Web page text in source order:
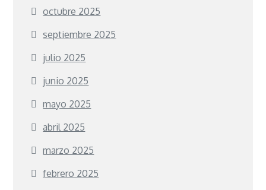
octubre 2025
septiembre 2025
julio 2025
junio 2025
mayo 2025
abril 2025
marzo 2025
febrero 2025